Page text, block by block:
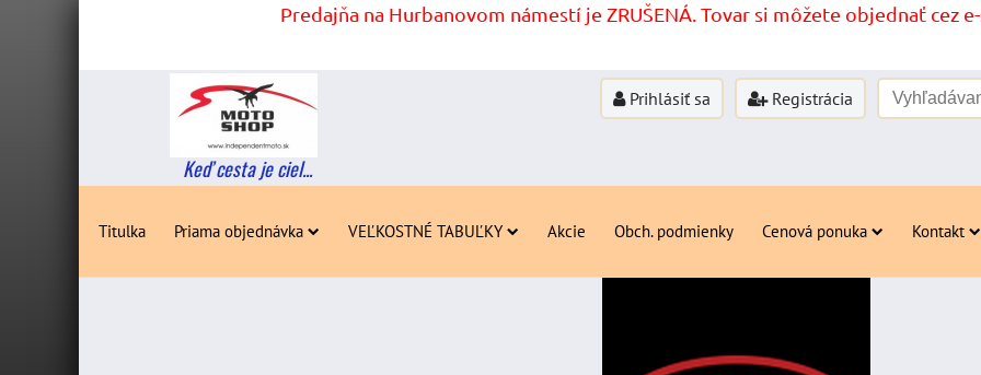
Predajňa na Hurbanovom námestí je ZRUŠENÁ. Tovar si môžete objednať cez
Keď cesta je ciel...
Prihlásiť sa Registrácia
Titulka Priama objednávka VEĽKOSTNÉ TABUĽKY Akcie Obch. podmienky Cenová ponuka Kontakt